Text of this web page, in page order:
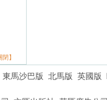
閉】
東馬沙巴版 北馬版 英國版